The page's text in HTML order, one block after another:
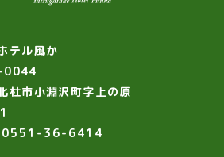
テル風か
0044
杜市小淵沢町字上の原
0551-36-6414